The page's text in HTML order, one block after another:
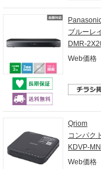
ブルーレ
DMR-
Web価格
Qriom
コンパク
KDVP-
Web価格